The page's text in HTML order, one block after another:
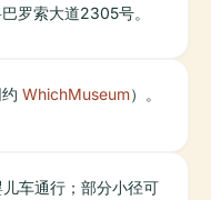
罗索大道2305号。
WhichMuseum）。
车通行；部分小径可